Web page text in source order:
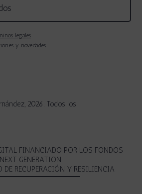
legales
y novedades
2026. Todos los
FINANCIADO POR LOS FONDOS
NEXT GENERATION
DE RECUPERACIÓN Y RESILIENCIA